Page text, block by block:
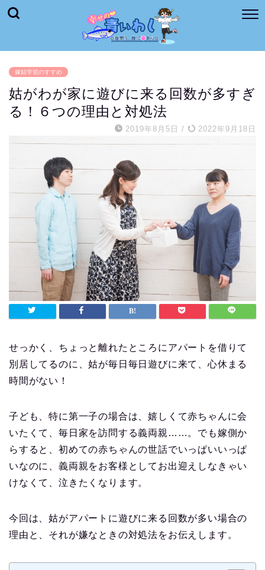
嫁姑学習のすすめ
姑がわが家に遊びに来る回数が多すぎ
る！６つの理由と対処法
2019年8月5日 / 2022年9月18日
せっかく、ちょっと離れたところにアパートを借りて
別居してるのに、姑が毎日毎日遊びに来て、心休まる
時間がない！
子ども、特に第一子の場合は、嬉しくて赤ちゃんに会
いたくて、毎日家を訪問する義両親……。でも嫁側か
らすると、初めての赤ちゃんの世話でいっぱいいっぱ
いなのに、義両親をお客様としてお出迎えしなきゃい
けなくて、泣きたくなります。
今回は、姑がアパートに遊びに来る回数が多い場合の
理由と、それが嫌なときの対処法をお伝えします。